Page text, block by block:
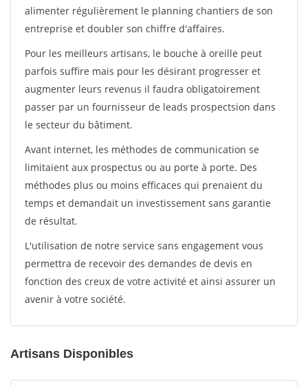
alimenter régulièrement le planning chantiers de son
entreprise et doubler son chiffre d'affaires.
Pour les meilleurs artisans, le bouche à oreille peut
parfois suffire mais pour les désirant progresser et
augmenter leurs revenus il faudra obligatoirement
passer par un fournisseur de leads prospectsion dans
le secteur du bâtiment.
Avant internet, les méthodes de communication se
limitaient aux prospectus ou au porte à porte. Des
méthodes plus ou moins efficaces qui prenaient du
temps et demandait un investissement sans garantie
de résultat.
L'utilisation de notre service sans engagement vous
permettra de recevoir des demandes de devis en
fonction des creux de votre activité et ainsi assurer un
avenir à votre société.
Artisans Disponibles